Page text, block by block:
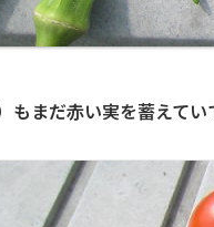
もまだ赤い実を蓄えてい